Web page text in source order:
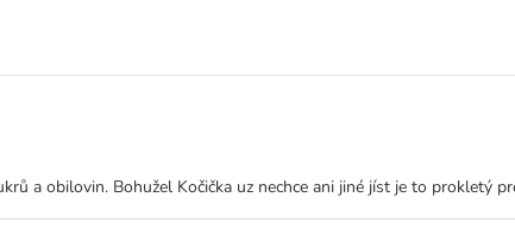
a obilovin. Bohužel Kočička uz nechce ani jiné jíst je to prokletý